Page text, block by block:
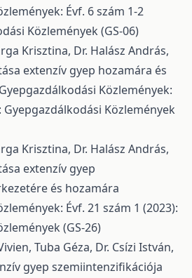
Évf. 6 szám 1-2
Közlemények (GS-06)
Krisztina, Dr. Halász András,
extenzív gyep hozamára és
Gyepgazdálkodási Közlemények:
Gyepgazdálkodási Közlemények
Krisztina, Dr. Halász András,
extenzív gyep
és hozamára
Évf. 21 szám 1 (2023):
(GS-26)
Tuba Géza, Dr. Csízi István,
gyep szemiintenzifikációja